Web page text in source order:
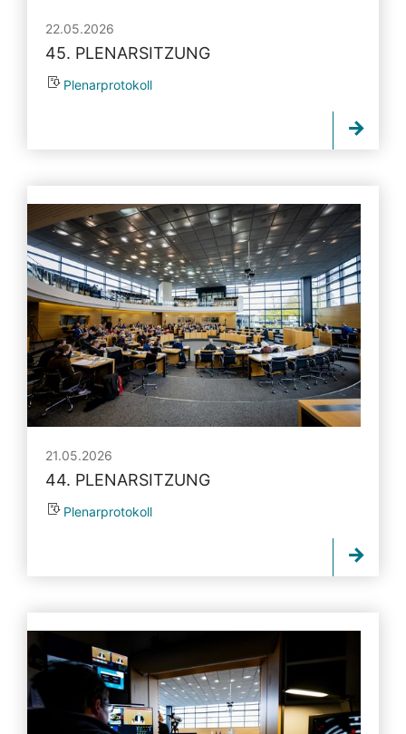
22.05.2026
45. PLENARSITZUNG
Plenarprotokoll
21.05.2026
44. PLENARSITZUNG
Plenarprotokoll